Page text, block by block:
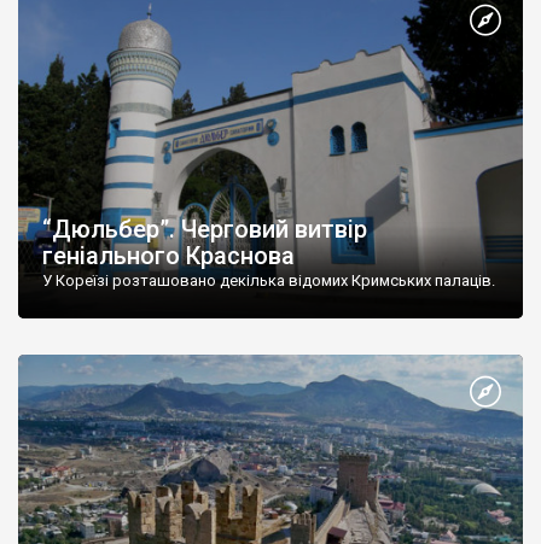
“Дюльбер”. Черговий витвір
геніального Краснова
У Кореїзі розташовано декілька відомих Кримських палаців.